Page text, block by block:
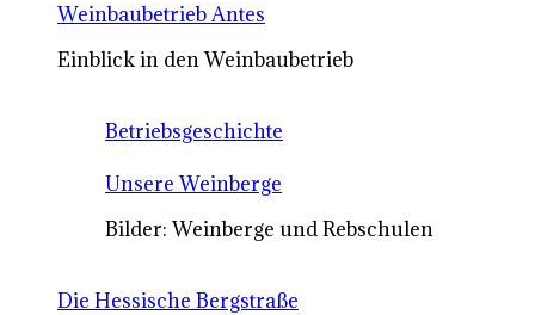
Weinbaubetrieb Antes
Einblick in den Weinbaubetrieb
Betriebsgeschichte
Unsere Weinberge
Bilder: Weinberge und Rebschulen
Die Hessische Bergstraße